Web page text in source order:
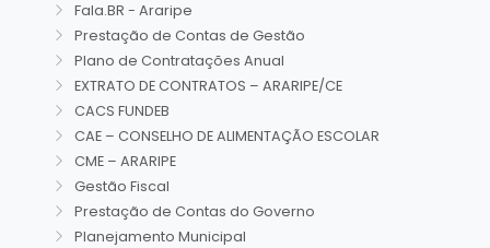
Fala.BR - Araripe
Prestação de Contas de Gestão
Plano de Contratações Anual
EXTRATO DE CONTRATOS – ARARIPE/CE
CACS FUNDEB
CAE – CONSELHO DE ALIMENTAÇÃO ESCOLAR
CME – ARARIPE
Gestão Fiscal
Prestação de Contas do Governo
Planejamento Municipal